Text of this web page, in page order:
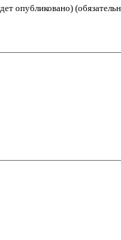
опубликовано)